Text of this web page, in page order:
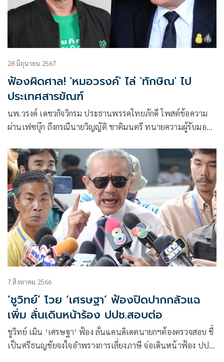
28 มิถุนายน 2567
ฟ้องผิดศาล! 'หมอวรงค์' ไล่ 'ทักษิณ' ไป
ประเทศสารขัณฑ์
นพ.วรงค์ เดชวกิจวิกรม ประธานพรรคไทยภักดี โพสต์ข้อความ
ผ่านเฟซบุ๊ก ถึงกรณีนายวิญญัติ ชาติมนตรี ทนายความผู้รับมอบ
7 สิงหาคม 2566
‘ชูวิทย์’ โวย ‘เศรษฐา’ ฟ้องปิดปากกลัวแฉ
เพิ่ม ลั่นเดินหน้าร้อง ปปช.สอบต่อ
ชูวิทย์ เมิน ‘เศรษฐา’ ฟ้อง ลั่นแคนดิเดตนายกฯต้องตรวจสอบ ชี้
เป็นศรีธนญชัยจงใจอำพรางการเลี่ยงภาษี จ่อเดินหน้าฟ้อง ปปช.